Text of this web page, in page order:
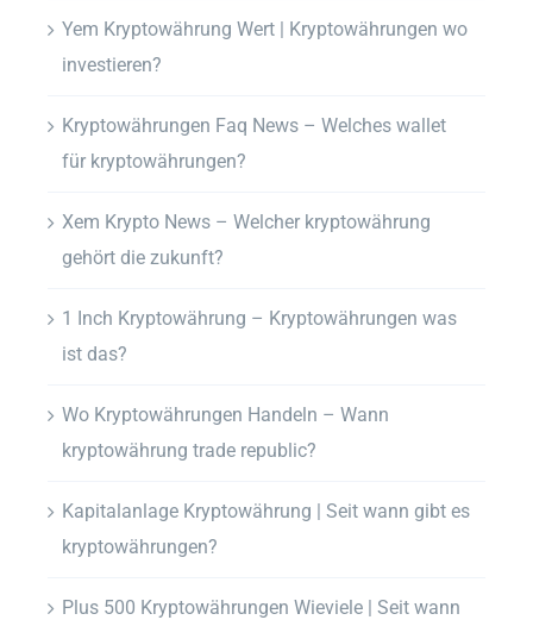
Yem Kryptowährung Wert | Kryptowährungen wo
investieren?
Kryptowährungen Faq News – Welches wallet
für kryptowährungen?
Xem Krypto News – Welcher kryptowährung
gehört die zukunft?
1 Inch Kryptowährung – Kryptowährungen was
ist das?
Wo Kryptowährungen Handeln – Wann
kryptowährung trade republic?
Kapitalanlage Kryptowährung | Seit wann gibt es
kryptowährungen?
Plus 500 Kryptowährungen Wieviele | Seit wann